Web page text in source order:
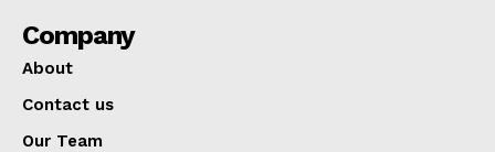
Company
About
Contact us
Our Team